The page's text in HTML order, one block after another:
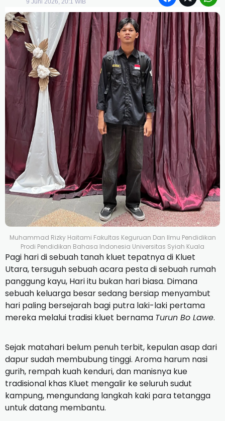
Muhammad Rizky Haitami Fakultas Keguruan Dan Ilmu Pendidikan
Prodi Pendidikan Bahasa Indonesia Universitas Syiah Kuala
Pagi hari di sebuah tanah kluet tepatnya di Kluet
Utara, tersuguh sebuah acara pesta di sebuah rumah
panggung kayu, Hari itu bukan hari biasa. Dimana
sebuah keluarga besar sedang bersiap menyambut
hari paling bersejarah bagi putra laki-laki pertama
mereka melalui tradisi kluet bernama Turun Bo Lawe.
Sejak matahari belum penuh terbit, kepulan asap dari
dapur sudah membubung tinggi. Aroma harum nasi
gurih, rempah kuah kenduri, dan manisnya kue
tradisional khas Kluet mengalir ke seluruh sudut
kampung, mengundang langkah kaki para tetangga
untuk datang membantu.